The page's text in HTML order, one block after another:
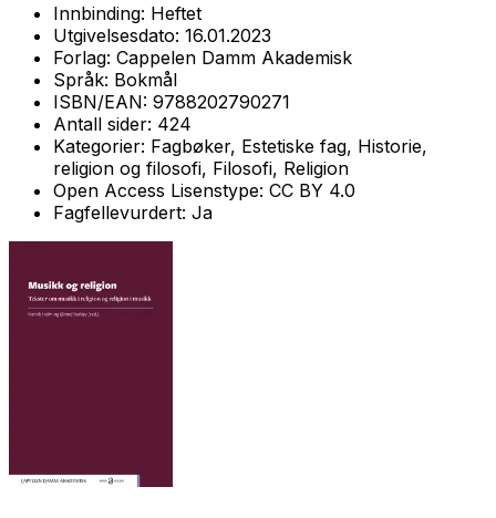
Innbinding: Heftet
Utgivelsesdato: 16.01.2023
Forlag: Cappelen Damm Akademisk
Språk: Bokmål
ISBN/EAN: 9788202790271
Antall sider: 424
Kategorier: Fagbøker, Estetiske fag, Historie,
religion og filosofi, Filosofi, Religion
Open Access Lisenstype: CC BY 4.0
Fagfellevurdert: Ja